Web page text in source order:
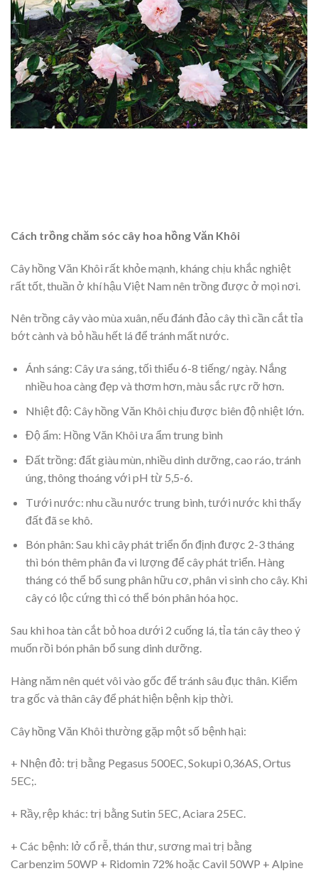
Cách trồng chăm sóc cây hoa hồng Văn Khôi
Cây hồng Văn Khôi rất khỏe mạnh, kháng chịu khắc nghiệt
rất tốt, thuần ở khí hậu Việt Nam nên trồng được ở mọi nơi.
Nên trồng cây vào mùa xuân, nếu đánh đảo cây thì cần cắt tỉa
bớt cành và bỏ hầu hết lá để tránh mất nước.
Ánh sáng: Cây ưa sáng, tối thiểu 6-8 tiếng/ ngày. Nắng
nhiều hoa càng đẹp và thơm hơn, màu sắc rực rỡ hơn.
Nhiệt độ: Cây hồng Văn Khôi chịu được biên độ nhiệt lớn.
Độ ẩm: Hồng Văn Khôi ưa ẩm trung bình
Đất trồng: đất giàu mùn, nhiều dinh dưỡng, cao ráo, tránh
úng, thông thoáng với pH từ 5,5-6.
Tưới nước: nhu cầu nước trung bình, tưới nước khi thấy
đất đã se khô.
Bón phân: Sau khi cây phát triển ổn định được 2-3 tháng
thì bón thêm phân đa vi lượng để cây phát triển. Hàng
tháng có thể bổ sung phân hữu cơ, phân vi sinh cho cây. Khi
cây có lộc cứng thì có thể bón phân hóa học.
Sau khi hoa tàn cắt bỏ hoa dưới 2 cuống lá, tỉa tán cây theo ý
muốn rồi bón phân bổ sung dinh dưỡng.
Hàng năm nên quét vôi vào gốc để tránh sâu đục thân. Kiểm
tra gốc và thân cây để phát hiện bệnh kịp thời.
Cây hồng Văn Khôi thường gặp một số bệnh hại:
+ Nhện đỏ: trị bằng Pegasus 500EC, Sokupi 0,36AS, Ortus
5EC;.
+ Rầy, rệp khác: trị bằng Sutin 5EC, Aciara 25EC.
+ Các bệnh: lở cổ rễ, thán thư, sương mai trị bằng
Carbenzim 50WP + Ridomin 72% hoặc Cavil 50WP + Alpine